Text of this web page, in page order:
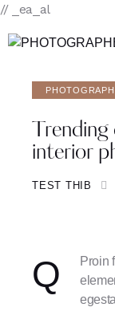
// _ea_al
Trending
interior
TEST THIB
Q
Proin